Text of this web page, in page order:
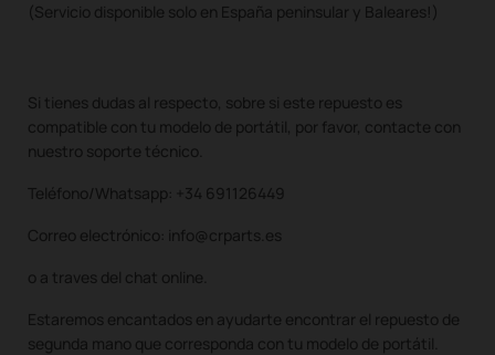
(Servicio disponible solo en España peninsular y Baleares!)
Si tienes dudas al respecto, sobre si este repuesto es
compatible con tu modelo de portátil, por favor, contacte con
nuestro soporte técnico.
Teléfono/Whatsapp: +34 691126449
Correo electrónico: info@crparts.es
o a traves del chat online.
Estaremos encantados en ayudarte encontrar el repuesto de
segunda mano que corresponda con tu modelo de portátil.